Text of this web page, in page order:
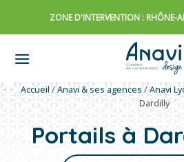
ZONE D'INTERVENTION : RHÔNE-
Accueil/Anavi & ses agences/Anavi
Dardilly
Portails à